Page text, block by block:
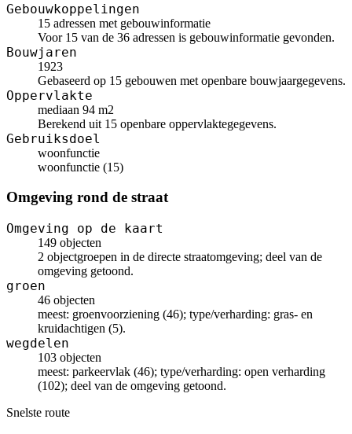
Gebouwkoppelingen
15 adressen met gebouwinformatie
Voor 15 van de 36 adressen is gebouwinformatie gevonden.
Bouwjaren
1923
Gebaseerd op 15 gebouwen met openbare bouwjaargegevens.
Oppervlakte
mediaan 94 m2
Berekend uit 15 openbare oppervlaktegegevens.
Gebruiksdoel
woonfunctie
woonfunctie (15)
Omgeving rond de straat
Omgeving op de kaart
149 objecten
2 objectgroepen in de directe straatomgeving; deel van de
omgeving getoond.
groen
46 objecten
meest: groenvoorziening (46); type/verharding: gras- en
kruidachtigen (5).
wegdelen
103 objecten
meest: parkeervlak (46); type/verharding: open verharding
(102); deel van de omgeving getoond.
Snelste route